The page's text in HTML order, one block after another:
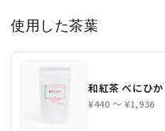
使用した茶葉
和紅茶 べにひか
¥440 〜 ¥1,936